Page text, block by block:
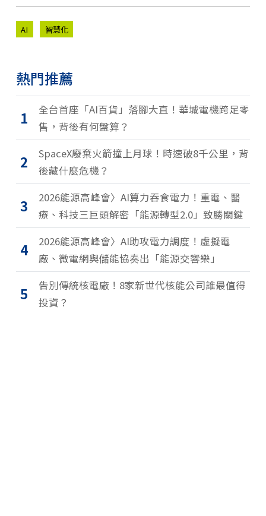
AI 智慧化
熱門推薦
1
全台首座「AI百貨」落腳大直！華城電機跨足零
售，背後有何盤算？
2
SpaceX廢棄火箭撞上月球！時速破8千公里，背
後藏什麼危機？
3
2026能源高峰會〉AI算力吞食電力！重電、醫
療、科技三巨頭解密「能源轉型2.0」致勝關鍵
4
2026能源高峰會〉AI助攻電力調度！虛擬電
廠、微電網與儲能協奏出「能源交響樂」
5
告別傳統核電廠！8家新世代核能公司誰最值得
投資？